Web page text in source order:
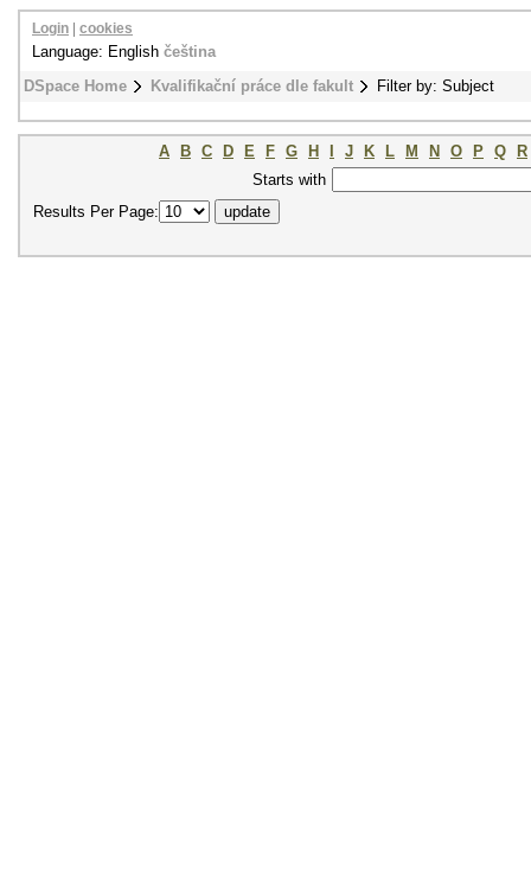
DSpace Home Kvalifikační práce dle fakult Filter by: Subject
Login cookies
Language: English čeština
A B C D E F G H J K L M N O P Q
R
Starts with
Results Per Page: